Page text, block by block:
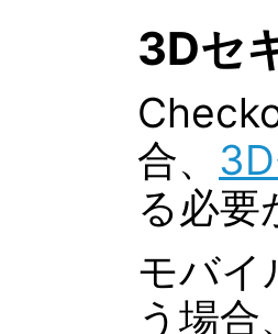
3Dセ
合、
る必要
モバイ
う場